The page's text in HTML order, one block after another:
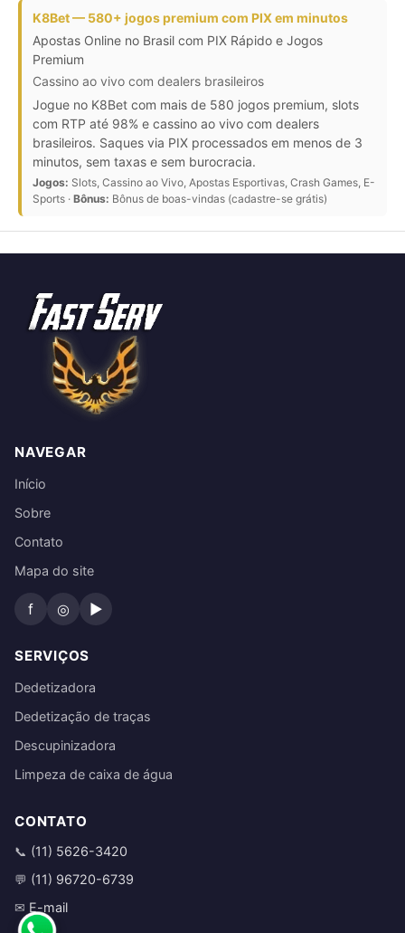
K8Bet — 580+ jogos premium com PIX em minutos
Apostas Online no Brasil com PIX Rápido e Jogos
Premium
Cassino ao vivo com dealers brasileiros
Jogue no K8Bet com mais de 580 jogos premium, slots
com RTP até 98% e cassino ao vivo com dealers
brasileiros. Saques via PIX processados em menos de 3
minutos, sem taxas e sem burocracia.
Jogos: Slots, Cassino ao Vivo, Apostas Esportivas, Crash Games, E-
Sports · Bônus: Bônus de boas-vindas (cadastre-se grátis)
NAVEGAR
Início
Sobre
Contato
Mapa do site
f ◎ ▶
SERVIÇOS
Dedetizadora
Dedetização de traças
Descupinizadora
Limpeza de caixa de água
CONTATO
📞 (11) 5626-3420
💬 (11) 96720-6739
✉ E-mail